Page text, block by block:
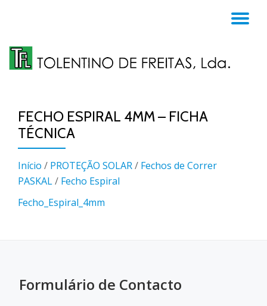
content
FECHO ESPIRAL 4MM – FICHA
TÉCNICA
Início / PROTEÇÃO SOLAR/ Fechos de Correr
PASKAL/ Fecho Espiral
Fecho_Espiral_4mm
Formulário de Contacto